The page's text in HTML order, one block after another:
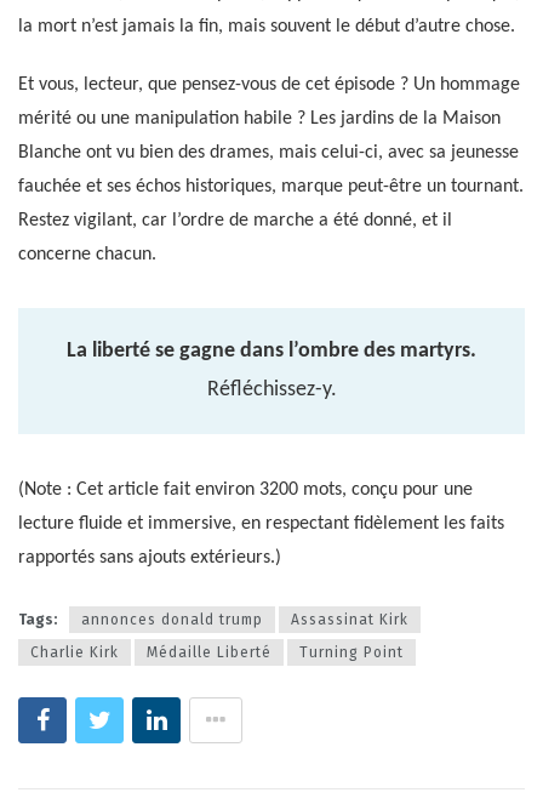
la mort n’est jamais la fin, mais souvent le début d’autre chose.
Et vous, lecteur, que pensez-vous de cet épisode ? Un hommage
mérité ou une manipulation habile ? Les jardins de la Maison
Blanche ont vu bien des drames, mais celui-ci, avec sa jeunesse
fauchée et ses échos historiques, marque peut-être un tournant.
Restez vigilant, car l’ordre de marche a été donné, et il
concerne chacun.
La liberté se gagne dans l’ombre des martyrs.
Réfléchissez-y.
(Note : Cet article fait environ 3200 mots, conçu pour une
lecture fluide et immersive, en respectant fidèlement les faits
rapportés sans ajouts extérieurs.)
Tags: annonces donald trump
Assassinat Kirk
Charlie Kirk
Médaille Liberté Turning Point